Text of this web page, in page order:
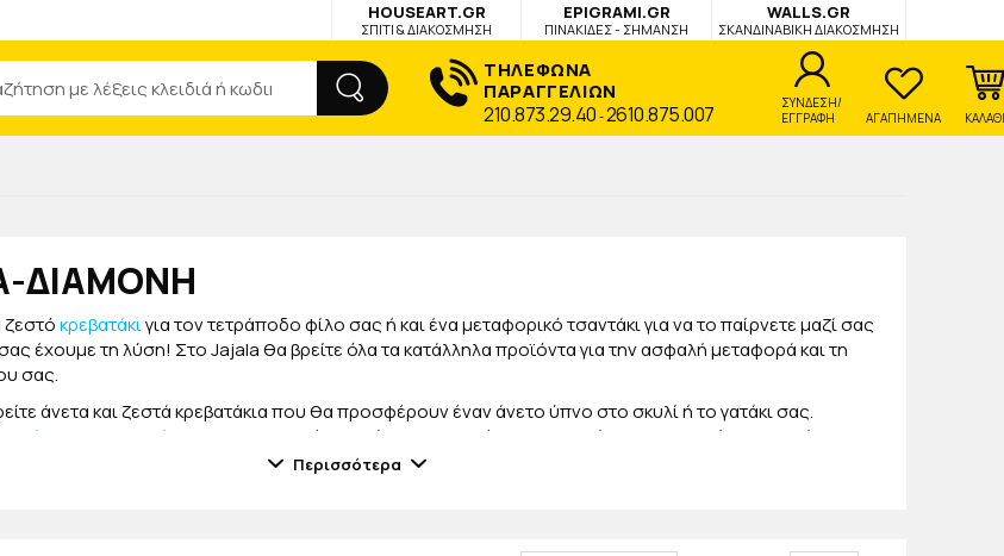
HOUSEART.GR
ΣΠΙΤΙ & ΔΙΑΚΟΣΜΗΣΗ
EPIGRAMI.GR
ΠΙΝΑΚΙΔΕΣ - ΣΗΜΑΝΣΗ
WALLS.GR
ΣΚΑΝΔΙΝΑΒΙΚΗ ΔΙΑΚΟΣΜΗΣΗ
ΤΗΛΕΦΩΝΑ
ΠΑΡΑΓΓΕΛΙΩΝ
210.873.29.40 -2610.875.007
ΣΥΝΔΕΣΗ/
ΕΓΓΡΑΦΗ
ΑΓΑΠΗΜΕΝΑ
ΔΙΑΜΟΝΗ
ζεστόκρεβατάκιγια τον τετράποδο φίλο σας ή και ένα μεταφορικό τσαντάκι για να το παίρνετε μαζί σας
έχουμε τη λύση! Στο Jajala θα βρείτε όλα τα κατάλληλα προϊόντα για την ασφαλή μεταφορά και τη
σας.
άνετα και ζεστά κρεβατάκια που θα προσφέρουν έναν άνετο ύπνο στο σκυλί ή το γατάκι σας.
τσάντες μεταφοράς
για να το μεταφέρετε εύκολα με τα μέσα μεταφοράς και να το παίρνετε μαζί σας.
χρώματα αλλά και διαστάσεις για να επιλέξετε το ιδανικό για το ζωάκι σας.
Περισσότερα